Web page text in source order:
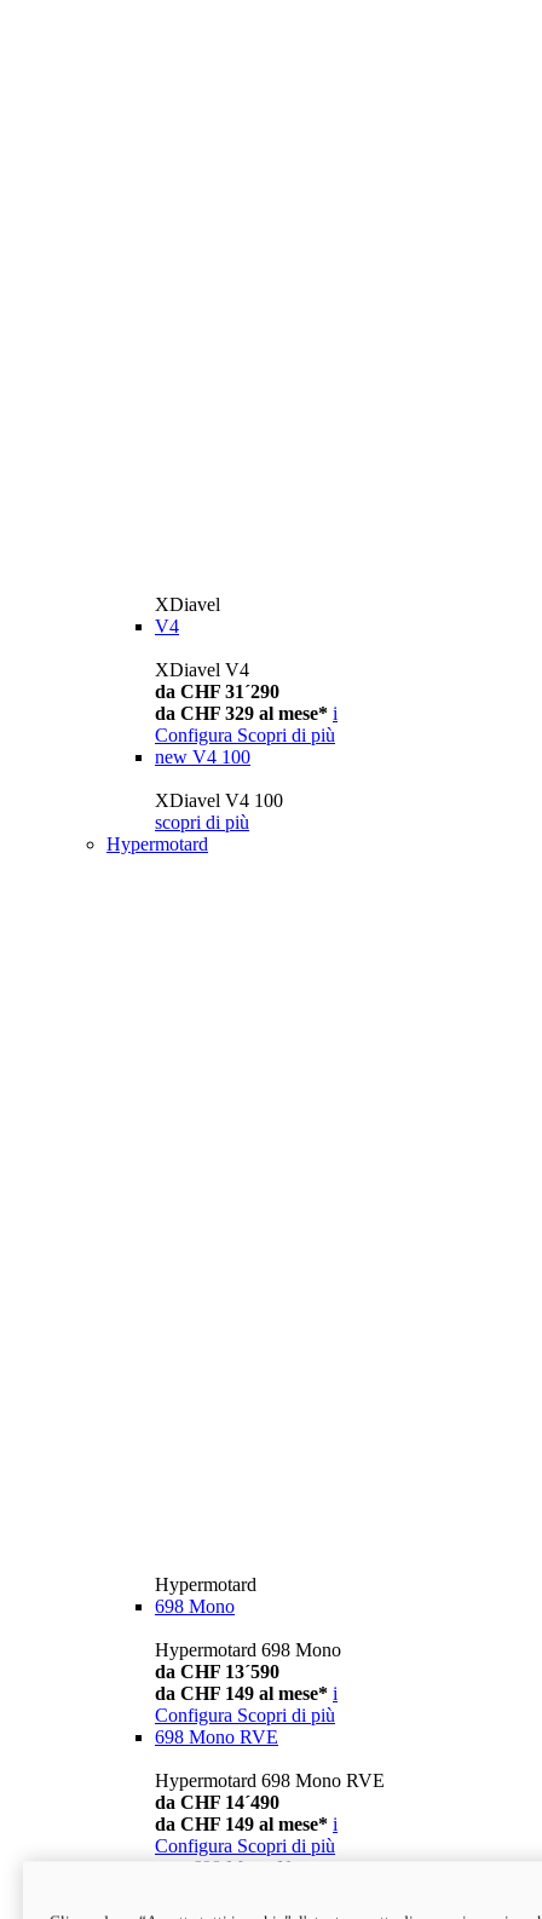
XDiavel
V4
XDiavel V4
da CHF 31´290
da CHF 329 al mese* i
Configura Scopri di più
new V4 100
XDiavel V4 100
scopri di più
Hypermotard
Hypermotard
698 Mono
Hypermotard 698 Mono
da CHF 13´590
da CHF 149 al mese* i
Configura Scopri di più
698 Mono RVE
Hypermotard 698 Mono RVE
da CHF 14´490
da CHF 149 al mese* i
Configura Scopri di più
698 Mono Nera
Hypermotard 698 Mono Nera